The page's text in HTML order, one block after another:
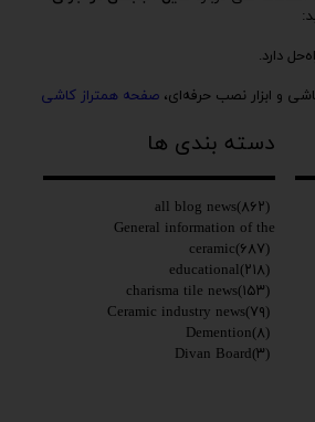
دارد.
و ابزار نصب حرفه‌ای، صفحه همتراز کاشی
| کاریزما کاشی
| کاریزما کاشی
دسته بندی ها
all blog news(۸۶۲)
General information of the
ceramic(۶۸۷)
educational(۲۱۸)
charisma tile news(۱۵۳)
Ceramic industry news(۷۹)
Demention(۸)
Divan Board(۳)